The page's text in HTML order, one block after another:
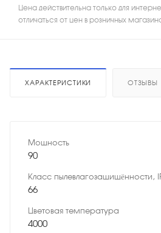
Цена действительна только для
отличаться от цен в розничных
ХАРАКТЕРИСТИКИ ОТЗЫВЫ
Мощность
90
Класс пылевлагозащищённости,
66
Цветовая температура
4000